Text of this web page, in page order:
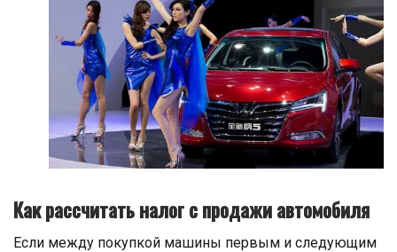
Как рассчитать налог с продажи автомобиля
Если между покупкой машины первым и следующим